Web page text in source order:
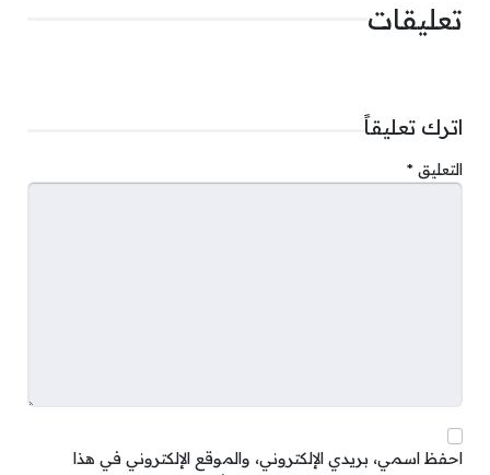
تعليقات
اترك تعليقاً
التعليق *
احفظ اسمي، بريدي الإلكتروني، والموقع الإلكتروني في هذا